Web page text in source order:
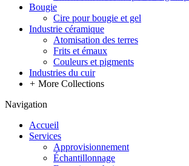
Bougie
Cire pour bougie et gel
Industrie céramique
Atomisation des terres
Frits et émaux
Couleurs et pigments
Industries du cuir
+ More Collections
Navigation
Accueil
Services
Approvisionnement
Échantillonnage